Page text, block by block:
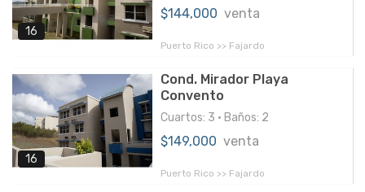
16
$144,000 venta
Puerto Rico >> Fajardo
16
Cond. Mirador Playa
Convento
Cuartos: 3 • Baños: 2
$149,000 venta
Puerto Rico >> Fajardo